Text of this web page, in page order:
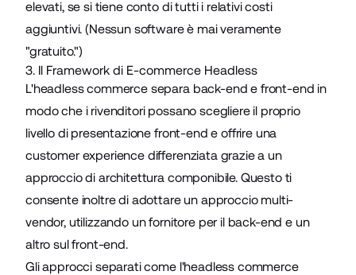
elevati, se si tiene conto di tutti i relativi costi
aggiuntivi. (Nessun software è mai veramente
"gratuito.")
3. Il Framework di E-commerce Headless
L'headless commercesepara back-end e front-end in
modo che i rivenditori possano scegliere il proprio
livello di presentazione front-end e offrire una
customer experience differenziata grazie a un
approccio di architettura componibile. Questo ti
consente inoltre di adottare un approccio multi-
vendor, utilizzando un fornitore per il back-end e un
altro sul front-end.
Gli approcci separati come l'headless commerce